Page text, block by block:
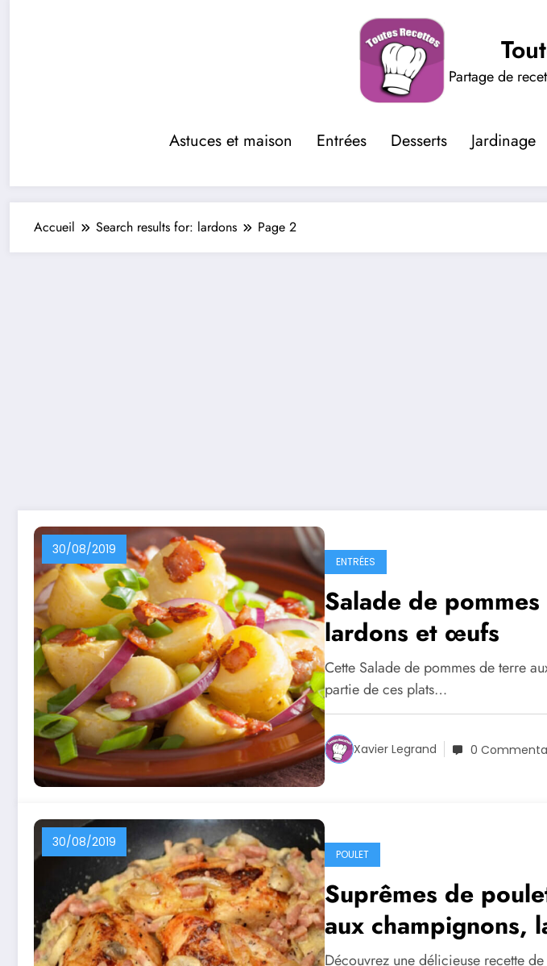
Partage de
Astuces et maison Entrées Desserts Jardinage
Accueil Search results for: lardons Page 2
30/08/2019
ENTRÉES
Salade de
lardons et œufs
Cette Salade de pommes de terre
partie de ces plats…
Xavier Legrand 0
30/08/2019
POULET
Suprêmes de
aux champignons,
Découvrez une délicieuse recette